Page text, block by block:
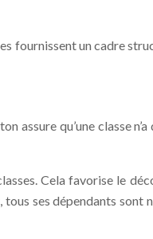
fournissent un cadre
qu’une classe
Cela favorise le
tous ses dépendants